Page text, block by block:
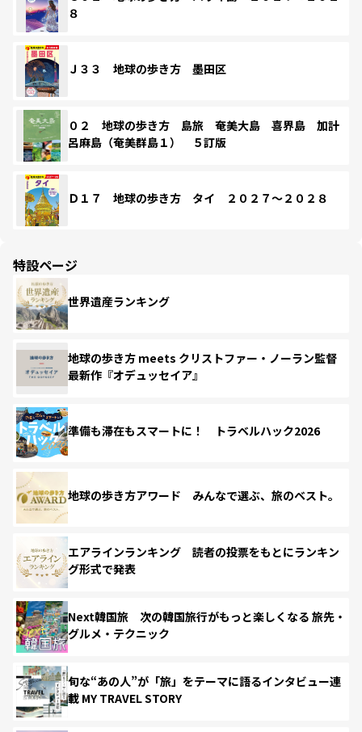
８
Ｊ３３ 地球の歩き方 墨田区
０２ 地球の歩き方 島旅 奄美大島 喜界島 加計
呂麻島（奄美群島１） ５訂版
Ｄ１７ 地球の歩き方 タイ ２０２７～２０２８
特設ページ
世界遺産ランキング
地球の歩き方 meets クリストファー・ノーラン監督
最新作『オデュッセイア』
準備も滞在もスマートに！ トラベルハック2026
地球の歩き方アワード みんなで選ぶ、旅のベスト。
エアラインランキング 読者の投票をもとにランキン
グ形式で発表
Next韓国旅 次の韓国旅行がもっと楽しくなる 旅先・
グルメ・テクニック
旬な“あの人”が「旅」をテーマに語るインタビュー連
載 MY TRAVEL STORY